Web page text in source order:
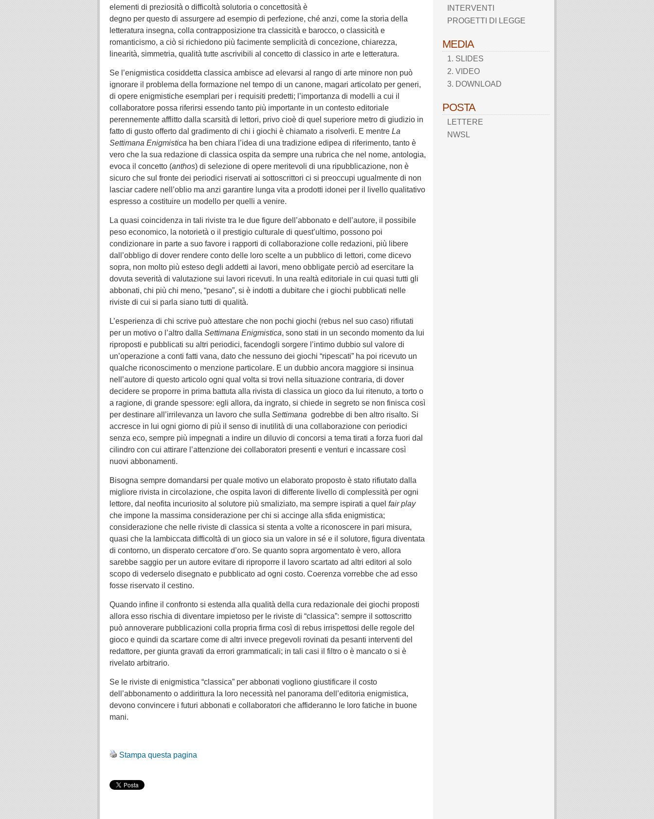
elementi di preziosità o difficoltà solutoria o concettosità è
degno per questo di assurgere ad esempio di perfezione, ché anzi, come la storia della
letteratura insegna, colla contrapposizione tra classicità e barocco, o classicità e
romanticismo, a ciò si richiedono più facimente semplicità di concezione, chiarezza,
linearità, simmetria, qualità tutte ascrivibili al concetto di classico in arte e letteratura.
Se l’enigmistica cosiddetta classica ambisce ad elevarsi al rango di arte minore non può
ignorare il problema della formazione nel tempo di un canone, magari articolato per generi,
di opere enigmistiche esemplari per i requisiti predetti; l’importanza di modelli a cui il
collaboratore possa riferirsi essendo tanto più importante in un contesto editoriale
perennemente afflitto dalla scarsità di lettori, privo cioè di quel superiore metro di giudizio in
fatto di gusto offerto dal gradimento di chi i giochi è chiamato a risolverli. E mentre La
Settimana Enigmistica ha ben chiara l’idea di una tradizione edipea di riferimento, tanto è
vero che la sua redazione di classica ospita da sempre una rubrica che nel nome, antologia,
evoca il concetto (anthos) di selezione di opere meritevoli di una ripubblicazione, non è
sicuro che sul fronte dei periodici riservati ai sottoscrittori ci si preoccupi ugualmente di non
lasciar cadere nell’oblio ma anzi garantire lunga vita a prodotti idonei per il livello qualitativo
espresso a costituire un modello per quelli a venire.
La quasi coincidenza in tali riviste tra le due figure dell’abbonato e dell’autore, il possibile
peso economico, la notorietà o il prestigio culturale di quest’ultimo, possono poi
condizionare in parte a suo favore i rapporti di collaborazione colle redazioni, più libere
dall’obbligo di dover rendere conto delle loro scelte a un pubblico di lettori, come dicevo
sopra, non molto più esteso degli addetti ai lavori, meno obbligate perciò ad esercitare la
dovuta severità di valutazione sui lavori ricevuti. In una realtà editoriale in cui quasi tutti gli
abbonati, chi più chi meno, “pesano”, si è indotti a dubitare che i giochi pubblicati nelle
riviste di cui si parla siano tutti di qualità.
L’esperienza di chi scrive può attestare che non pochi giochi (rebus nel suo caso) rifiutati
per un motivo o l’altro dalla Settimana Enigmistica, sono stati in un secondo momento da lui
riproposti e pubblicati su altri periodici, facendogli sorgere l’intimo dubbio sul valore di
un’operazione a conti fatti vana, dato che nessuno dei giochi “ripescati” ha poi ricevuto un
qualche riconoscimento o menzione particolare. E un dubbio ancora maggiore si insinua
nell’autore di questo articolo ogni qual volta si trovi nella situazione contraria, di dover
decidere se proporre in prima battuta alla rivista di classica un gioco da lui ritenuto, a torto o
a ragione, di grande spessore: egli allora, da ingrato, si chiede in segreto se non finisca così
per destinare all’irrilevanza un lavoro che sulla Settimana godrebbe di ben altro risalto. Si
accresce in lui ogni giorno di più il senso di inutilità di una collaborazione con periodici
senza eco, sempre più impegnati a indire un diluvio di concorsi a tema tirati a forza fuori dal
cilindro con cui attirare l’attenzione dei collaboratori presenti e venturi e incassare così
nuovi abbonamenti.
Bisogna sempre domandarsi per quale motivo un elaborato proposto è stato rifiutato dalla
migliore rivista in circolazione, che ospita lavori di differente livello di complessità per ogni
lettore, dal neofita incuriosito al solutore più smaliziato, ma sempre ispirati a quel fair play
che impone la massima considerazione per chi si accinge alla sfida enigmistica;
considerazione che nelle riviste di classica si stenta a volte a riconoscere in pari misura,
quasi che la lambiccata difficoltà di un gioco sia un valore in sé e il solutore, figura diventata
di contorno, un disperato cercatore d’oro. Se quanto sopra argomentato è vero, allora
sarebbe saggio per un autore evitare di riproporre il lavoro scartato ad altri editori al solo
scopo di vederselo disegnato e pubblicato ad ogni costo. Coerenza vorrebbe che ad esso
fosse riservato il cestino.
Quando infine il confronto si estenda alla qualità della cura redazionale dei giochi proposti
allora esso rischia di diventare impietoso per le riviste di “classica”: sempre il sottoscritto
può annoverare pubblicazioni colla propria firma così di rebus irrispettosi delle regole del
gioco e quindi da scartare come di altri invece pregevoli rovinati da pesanti interventi del
redattore, per giunta gravati da errori grammaticali; in tali casi il filtro o è mancato o si è
rivelato arbitrario.
Se le riviste di enigmistica “classica” per abbonati vogliono giustificare il costo
dell’abbonamento o addirittura la loro necessità nel panorama dell’editoria enigmistica,
devono convincere i futuri abbonati e collaboratori che affideranno le loro fatiche in buone
mani.
Stampa questa pagina
INTERVENTI
PROGETTI DI LEGGE
MEDIA
1. SLIDES
2. VIDEO
3. DOWNLOAD
POSTA
LETTERE
NWSL